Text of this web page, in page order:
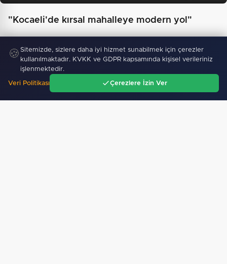
"Kocaeli'de kırsal mahalleye modern yol"
🍪 Sitemizde, sizlere daha iyi hizmet sunabilmek için çerezler
kullanılmaktadır. KVKK ve GDPR kapsamında kişisel verileriniz
işlenmektedir.
Veri Politikası Çerezlere İzin Ver
Gündem Ara Menü